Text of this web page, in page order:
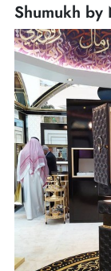
Shumukh by